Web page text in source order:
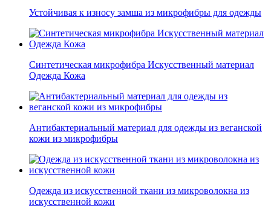
Устойчивая к износу замша из микрофибры для одежды
Синтетическая микрофибра Искусственный материал
Одежда Кожа
Антибактериальный материал для одежды из веганской
кожи из микрофибры
Одежда из искусственной ткани из микроволокна из
искусственной кожи